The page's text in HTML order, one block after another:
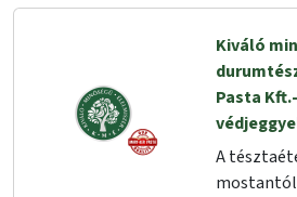
Kiváló
Pasta
A